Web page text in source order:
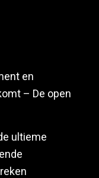
en
– De open
ultieme